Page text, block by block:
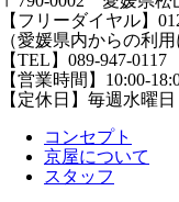
【フリーダイヤル】
（愛媛県内からの利用
【TEL】089-947-0117
【営業時間】10:00-
【定休日】毎週水曜
コンセプト
京屋について
スタッフ